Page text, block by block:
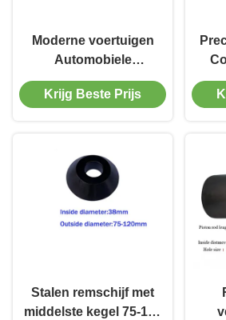
Moderne voertuigen
Automobiele
remonderdelen
Remschijf Centrerende
Krijg Beste Prijs
Stalen remschijf met
middelste kegel 75-120